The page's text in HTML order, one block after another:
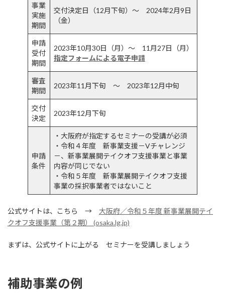
事業
実施
期間
交付決定日（12月下旬）～ 2024年2月9日
（金）
申請
受付
期間
2023年10月30日（月）～ 11月27日（月）
指定フォームによる電子申請
審査
期間
2023年11月下旬 ～ 2023年12月中旬
交付
決定
2023年12月下旬
申請
条件
・大阪府が指定するセミナーの受講が必須
・令和４年度 新事業支援－Vチャレンジ
－、新事業展開テイクオフ支援事業と事業
内容が同じでない
・令和５年度 新事業展開テイクオフ支援
事業の採択事業者ではないこと
公式サイトは、こちら → 大阪府／令和５年度 新事業展開テイ
クオフ支援事業（第２期） (osaka.lg.jp)
まずは、公式サイトに上がる セミナーを受講しましょう
補助事業の例